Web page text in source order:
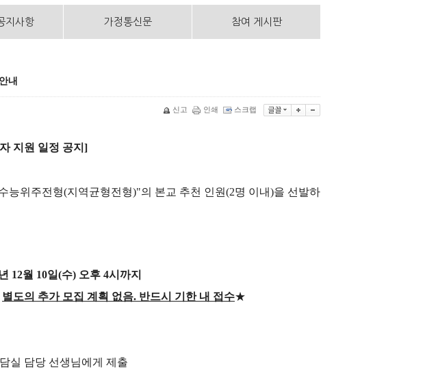
지사항 가정통신문 참여 게시판
내
신고 인쇄 스크랩
지원 일정 공지 ]
능위주전형(지역균형전형)"의 본교 추천 인원(2명 이내)을 선발하
년 12월 10일(수) 오후 4시까지
별도의 추가 모집 계획 없음. 반드시 기한 내 접수★
실 담당 선생님에게 제출